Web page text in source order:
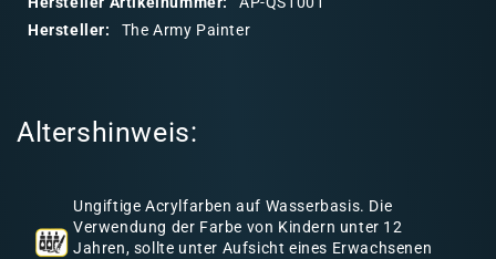
n
Hersteller:
The Army Painter
Altershinweis:
Ungiftige Acrylfarben auf Wasserbasis. Die
Verwendung der Farbe von Kindern unter 12
Jahren, sollte unter Aufsicht eines Erwachsenen